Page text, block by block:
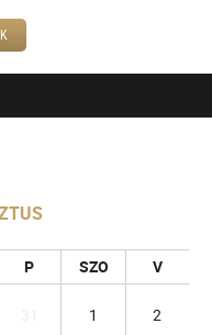
P SZO V
1 2